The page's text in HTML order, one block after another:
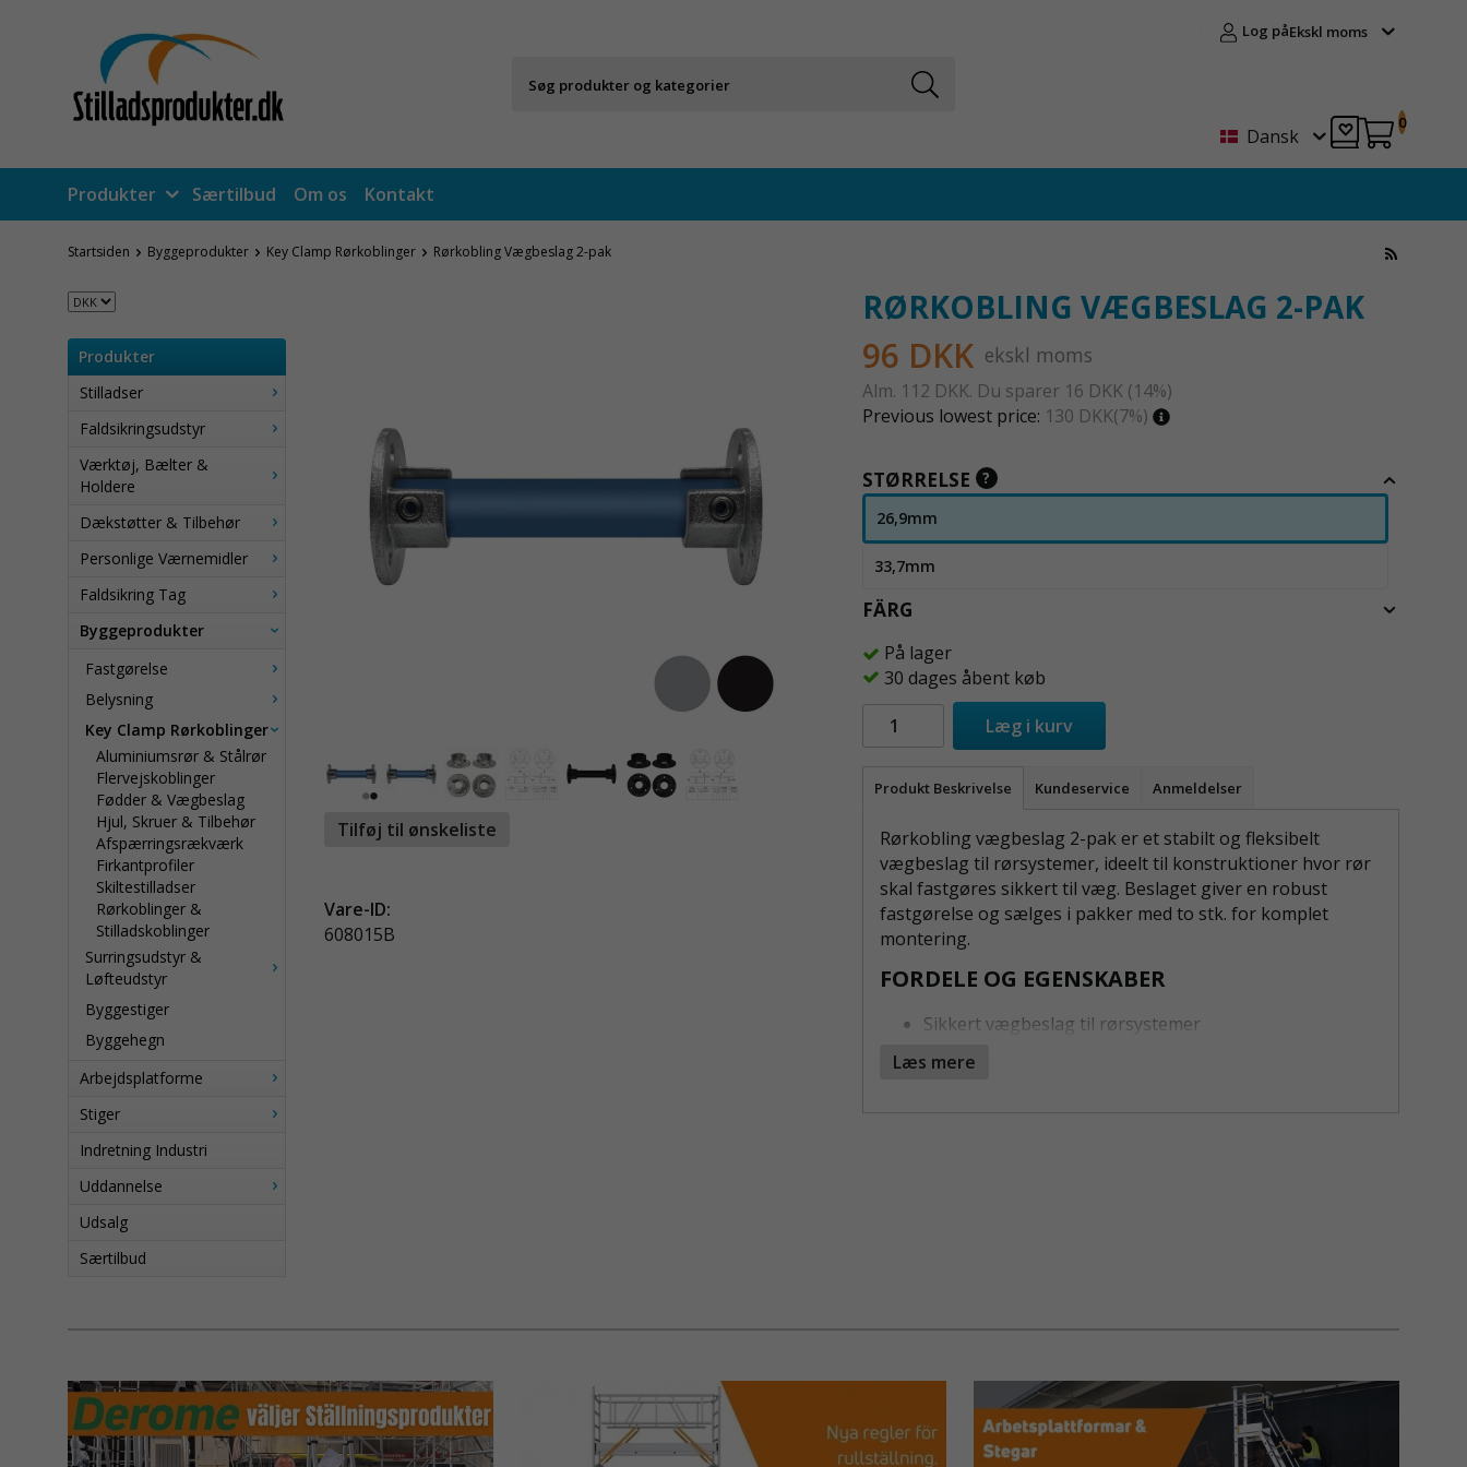
Log påEkskl moms
Dansk
0
Produkter Særtilbud Om os Kontakt
Startsiden Byggeprodukter Key Clamp Rørkoblinger Rørkobling Vægbeslag 2-pak
Produkter
Stilladser
Faldsikringsudstyr
Værktøj, Bælter &
Holdere
Dækstøtter & Tilbehør
Personlige Værnemidler
Faldsikring Tag
Byggeprodukter
Fastgørelse
Belysning
Key Clamp Rørkoblinger
Aluminiumsrør & Stålrør
Flervejskoblinger
Fødder & Vægbeslag
Hjul, Skruer & Tilbehør
Afspærringsrækværk
Firkantprofiler
Skiltestilladser
Rørkoblinger &
Stilladskoblinger
Surringsudstyr &
Løfteudstyr
Byggestiger
Byggehegn
Arbejdsplatforme
Stiger
Indretning Industri
Uddannelse
Udsalg
Særtilbud
RØRKOBLING VÆGBESLAG 2-PAK
96 DKK ekskl moms
Alm. 112 DKK. Du sparer 16 DKK(14%)
Previous lowest price: 130 DKK(7%)
STØRRELSE
?
26,9mm
33,7mm
FÄRG
På lager
30 dages åbent køb
Læg i kurv
Produkt Beskrivelse Kundeservice Anmeldelser
Rørkobling vægbeslag 2-pak er et stabilt og fleksibelt
vægbeslag til rørsystemer, ideelt til konstruktioner hvor rør
skal fastgøres sikkert til væg. Beslaget giver en robust
fastgørelse og sælges i pakker med to stk. for komplet
montering.
FORDELE OG EGENSKABER
Sikkert vægbeslag til rørsystemer
Passer til aluminiums- og stålrør op til 6 m
konstruktion.
både indendørs og udendørs brug, mens de sorte koblinger
er fremstillet i sortlakeret stål og egner sig til indendørs
brug.
Læs mere
Tilføj til ønskeliste
Vare-ID:
608015B